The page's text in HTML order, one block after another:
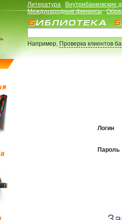
Литература
Внутрибанковские
Международные финансы
Например,Проверка клиентов
Логин
Пароль